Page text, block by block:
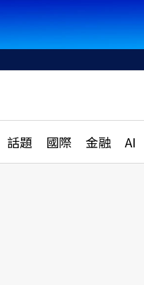
話題 國際 金融 AI
話題
國際